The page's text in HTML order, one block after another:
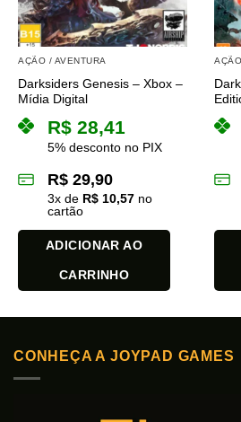
AÇÃO / AVENTURA
Darksiders Genesis – Xbox –
Mídia Digital
R$ 28,41
5% desconto no PIX
R$ 29,90
3x de R$ 10,57 no
cartão
ADICIONAR AO
CARRINHO
CONHEÇA A JOYPAD GAMES